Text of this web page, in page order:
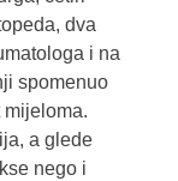
dva
i na
spomenuo
a glede
nego i